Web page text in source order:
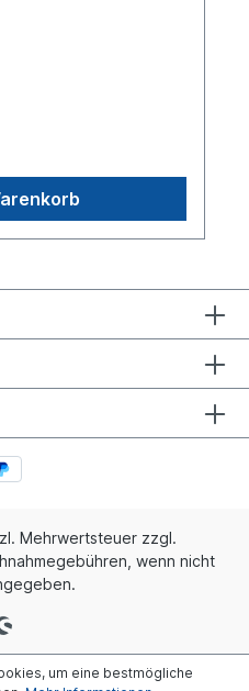
Mehrwertsteuer zzgl.
wenn nicht
um eine bestmögliche